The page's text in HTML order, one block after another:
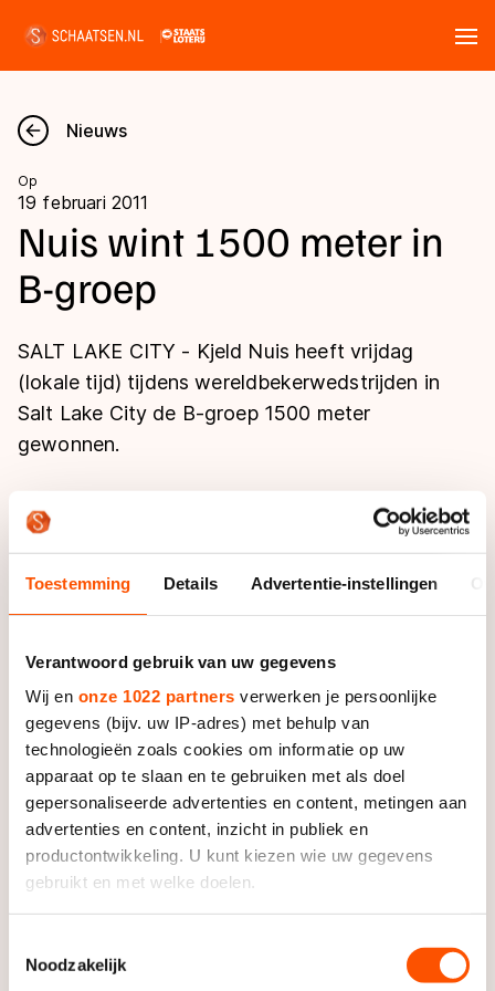
Toestemming Details Advertentie-instellingen
Verantwoord gebruik van uw gegevens
Wij en onze 1022 partners verwerken je persoonlijke
gegevens (bijv. uw IP-adres) met behulp van
technologieën zoals cookies om informatie op uw
apparaat op te slaan en te gebruiken met als doel
gepersonaliseerde advertenties en content, metingen aan
advertenties en content, inzicht in publiek en
productontwikkeling. U kunt kiezen wie uw gegevens
gebruikt en met welke doelen.
Informatie verzamelen over uw geografische locatie,
Noodzakelijk
Nieuws
Kalender
Disciplines
Langebaan
Shorttrack
Inlineskaten
Schoonrijden
Natuurijs
Uitslagen
Langebaan
Shorttrack
Inlineskaten
Tijden & historie
Persoonlijke records & tijden
Historie & statistiek
De weg op
Inschrijven wedstrijden
Algemene Nederlandse Schaatstijd
Waar kan ik schaatsen en skaten?
Schaatsfans
Alles voor jou als schaatsfan
Evenementen
Tickets
Livestreams
Word schaatsfan!
Winacties
Olympische Spelen
Medaille overzicht
Medaillespiegel
Olympische uitslagen
Van Jong tot Goud verhalen
Nieuws
Op
19 februari 2011
Nuis wint 1500 meter in
B-groep
SALT LAKE CITY - Kjeld Nuis heeft vrijdag
(lokale tijd) tijdens wereldbekerwedstrijden in
Salt Lake City de B-groep 1500 meter
gewonnen.